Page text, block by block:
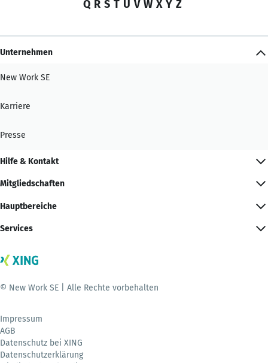
Q R S T U V W X Y Z
Unternehmen
New Work SE
Karriere
Presse
Hilfe & Kontakt
Mitgliedschaften
Hauptbereiche
Services
© New Work SE | Alle Rechte vorbehalten
Impressum
AGB
Datenschutz bei XING
Datenschutzerklärung